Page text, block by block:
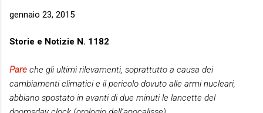
gennaio 23, 2015
Storie e Notizie N. 1182
Pare che gli ultimi rilevamenti, soprattutto a causa dei
cambiamenti climatici e il pericolo dovuto alle armi nucleari,
abbiano spostato in avanti di due minuti le lancette del